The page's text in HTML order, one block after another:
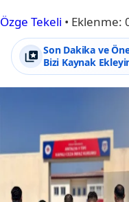
Özge Tekeli • Eklenme:
Son Dakika ve
Bizi Kaynak